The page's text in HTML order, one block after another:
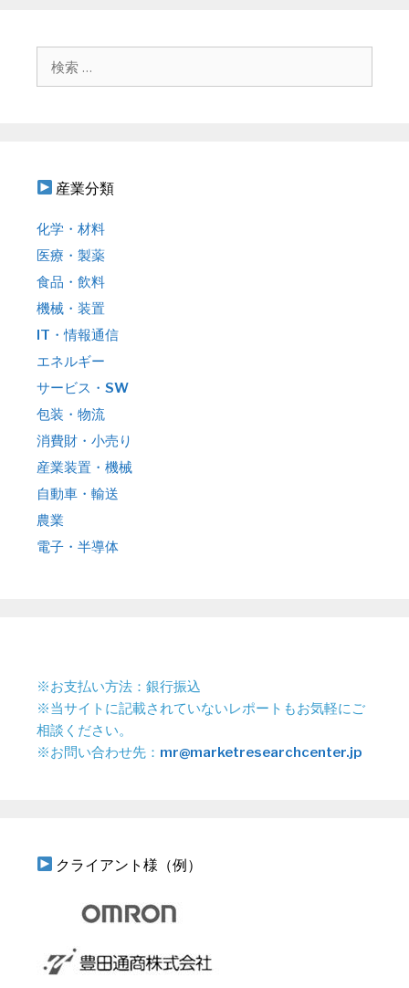
産業分類
化学・材料
医療・製薬
食品・飲料
機械・装置
IT・情報通信
エネルギー
サービス・SW
包装・物流
消費財・小売り
産業装置・機械
自動車・輸送
農業
電子・半導体
※お支払い方法：銀行振込
※当サイトに記載されていないレポートもお気軽にご
相談ください。
※お問い合わせ先： mr@marketresearchcenter.jp
クライアント様（例）